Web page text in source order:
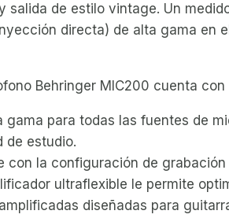
salida de estilo vintage. Un
directa) de alta gama en
Behringer MIC200 cuenta con
gama para todas las fuentes de
de estudio.
con la configuración de
ultraflexible le permite
diseñadas para